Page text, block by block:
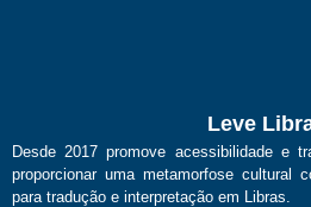
Leve
Desde 2017 promove acessibilidade e
proporcionar uma metamorfose cultural
para tradução e interpretação em Libras.